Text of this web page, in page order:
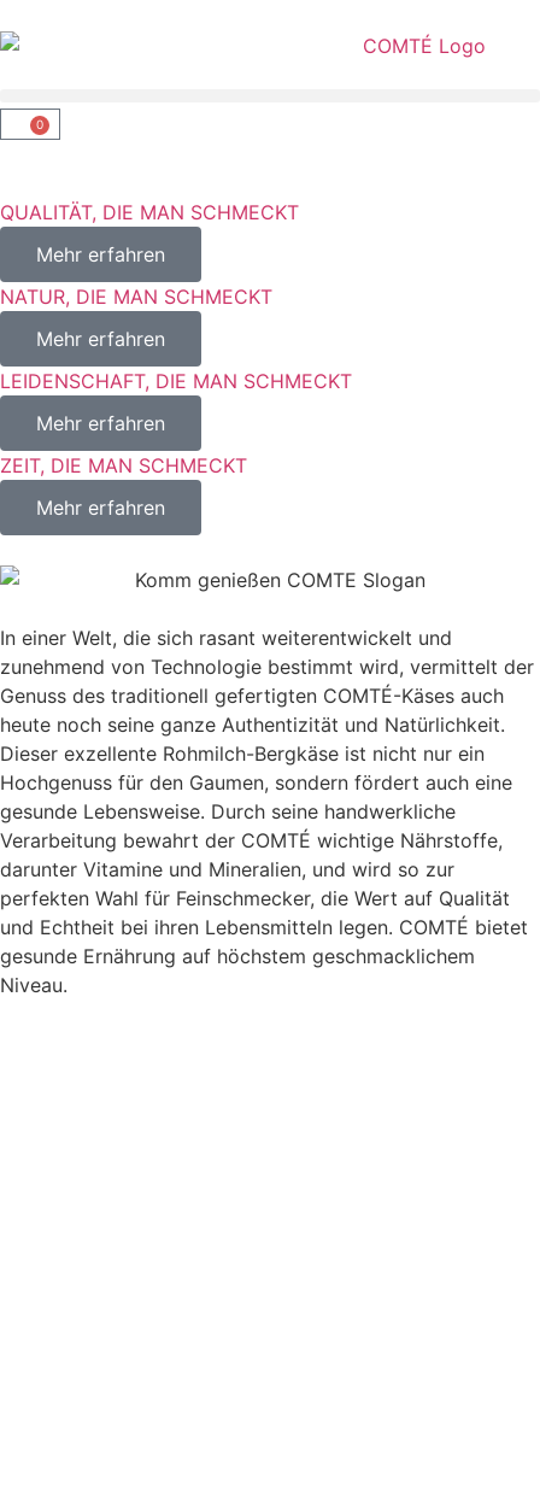
0
QUALITÄT, DIE MAN SCHMECKT
Mehr erfahren
NATUR, DIE MAN SCHMECKT
Mehr erfahren
LEIDENSCHAFT, DIE MAN SCHMECKT
Mehr erfahren
ZEIT, DIE MAN SCHMECKT
Mehr erfahren
In einer Welt, die sich rasant weiterentwickelt und
zunehmend von Technologie bestimmt wird, vermittelt der
Genuss des traditionell gefertigten COMTÉ-Käses auch
heute noch seine ganze Authentizität und Natürlichkeit.
Dieser exzellente Rohmilch-Bergkäse ist nicht nur ein
Hochgenuss für den Gaumen, sondern fördert auch eine
gesunde Lebensweise. Durch seine handwerkliche
Verarbeitung bewahrt der COMTÉ wichtige Nährstoffe,
darunter Vitamine und Mineralien, und wird so zur
perfekten Wahl für Feinschmecker, die Wert auf Qualität
und Echtheit bei ihren Lebensmitteln legen. COMTÉ bietet
gesunde Ernährung auf höchstem geschmacklichem
Niveau.